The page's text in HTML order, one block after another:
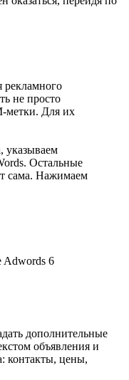
не просто
метки. Для их
указываем
Остальные
сама. Нажимаем
дополнительные
объявления и
контакты, цены,